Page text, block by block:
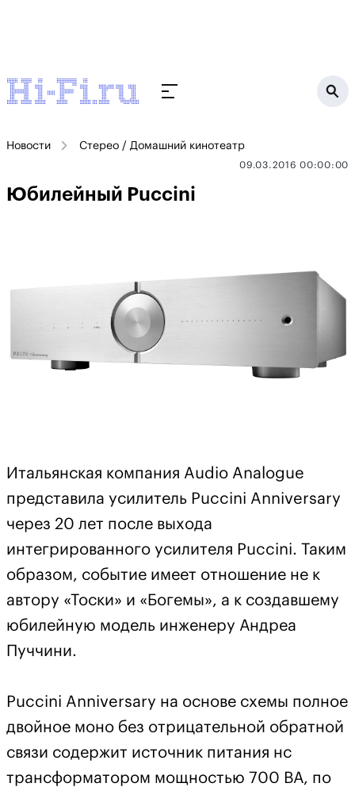
Новости Стерео / Домашний кинотеатр
09.03.2016 00:00:00
Юбилейный Puccini
Итальянская компания Audio Analogue
представила усилитель Puccini Anniversary
через 20 лет после выхода
интегрированного усилителя Puccini. Таким
образом, событие имеет отношение не к
автору «Тоски» и «Богемы», а к создавшему
юбилейную модель инженеру Андреа
Пуччини.
Puccini Anniversary на основе схемы полное
двойное моно без отрицательной обратной
связи содержит источник питания нс
трансформатором мощностью 700 ВА, по